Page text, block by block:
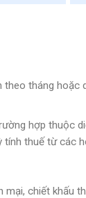
tháng hoặc
hợp thuộc
thuế từ các
chiết khấu